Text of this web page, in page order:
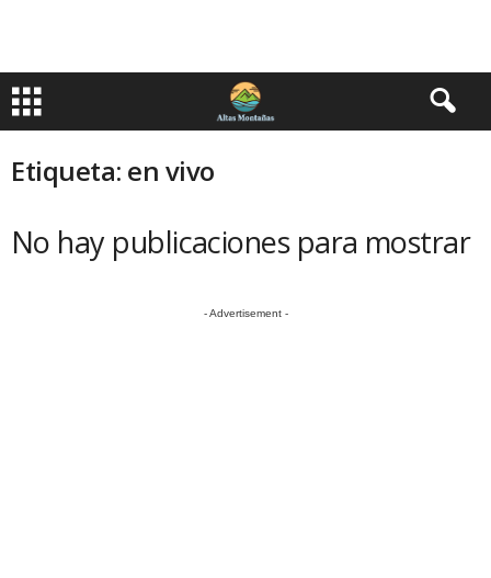
Etiqueta: en vivo
No hay publicaciones para mostrar
- Advertisement -